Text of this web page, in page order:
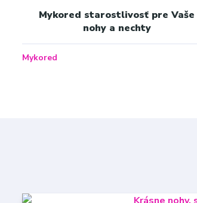
Mykored starostlivosť pre Vaše
nohy a nechty
Mykored